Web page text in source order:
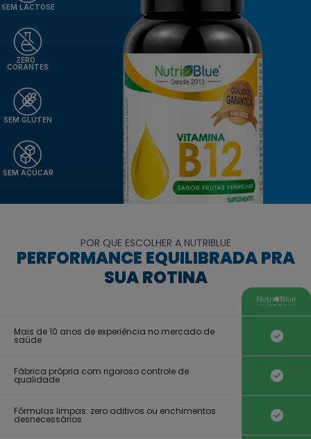
SEM LACTOSE
ZERO
CORANTES
SEM GLÚTEN
SEM AÇÚCAR
POR QUE ESCOLHER A NUTRIBLUE
PERFORMANCE EQUILIBRADA PRA
SUA ROTINA
Mais de 10 anos de experiência no mercado de
saúde
Fábrica própria com rigoroso controle de
qualidade
Fórmulas limpas: zero aditivos ou enchimentos
desnecessários